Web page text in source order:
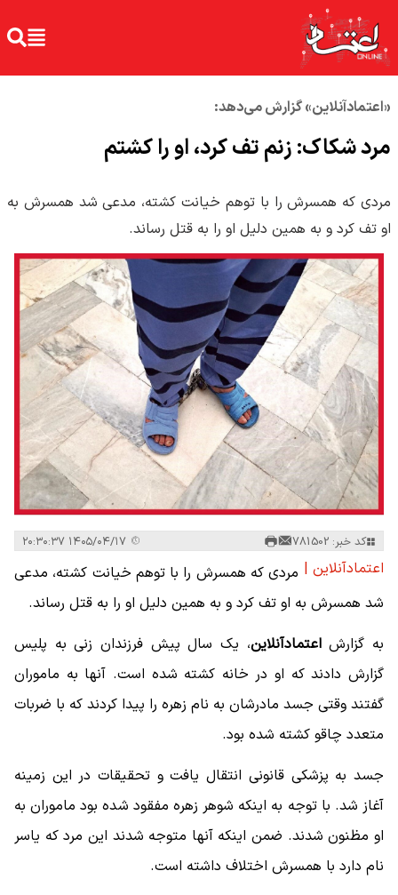
«اعتمادآنلاین» گزارش می‌دهد:
مرد شکاک: زنم تف کرد، او را کشتم
مردی که همسرش را با توهم خیانت کشته، مدعی شد همسرش به
او تف کرد و به همین دلیل او را به قتل رساند.
کد خبر: 781502
اعتمادآنلاین | مردی که همسرش را با توهم خیانت کشته، مدعی
شد همسرش به او تف کرد و به همین دلیل او را به قتل رساند.
به گزارشاعتمادآنلاین، یک سال پیش فرزندان زنی به پلیس
گزارش دادند که او در خانه کشته شده است. آنها به ماموران
گفتند وقتی جسد مادرشان به نام زهره را پیدا کردند که با ضربات
متعدد چاقو کشته شده بود.
جسد به پزشکی قانونی انتقال یافت و تحقیقات در این زمینه
آغاز شد. با توجه به اینکه شوهر زهره مفقود شده بود ماموران به
او مظنون شدند. ضمن اینکه آنها متوجه شدند این مرد که یاسر
نام دارد با همسرش اختلاف داشته است.